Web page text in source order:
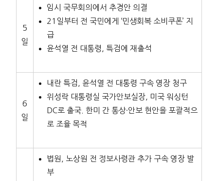
5
일
임시 국무회의에서 추경안 의결
21일부터 전 국민에게 ‘민생회복 소비쿠폰’ 지
급
윤석열 전 대통령, 특검에 재출석
6
일
내란 특검, 윤석열 전 대통령 구속 영장 청구
위성락 대통령실 국가안보실장, 미국 워싱턴
DC로 출국. 한미 간 통상·안보 현안을 포괄적으
로 조율 목적
법원, 노상원 전 정보사령관 추가 구속 영장 발
부